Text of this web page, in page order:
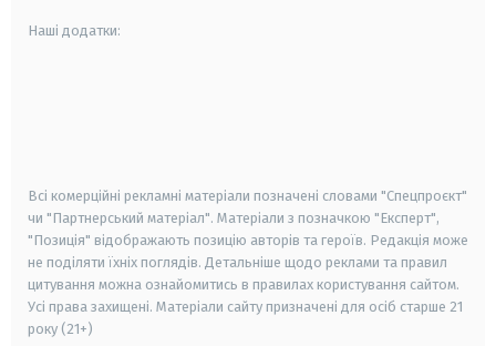
Наші додатки:
Всі комерційні рекламні матеріали позначені словами "Спецпроєкт"
чи "Партнерський матеріал". Матеріали з позначкою "Експерт",
"Позиція" відображають позицію авторів та героїв. Редакція може
не поділяти їхніх поглядів. Детальніше щодо реклами та правил
цитування можна ознайомитись в правилах користування сайтом.
Усі права захищені. Матеріали сайту призначені для осіб старше 21
року (21+)